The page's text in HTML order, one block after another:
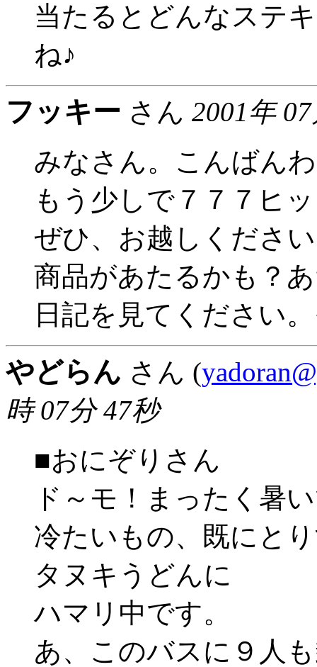
当たるとどんなステ
ね♪
フッキー さん 2001年
みなさん。こんばん
もう少しで７７７ヒ
ぜひ、お越しくださ
商品があたるかも？
日記を見てください
やどらん さん (
時 07分 47秒
■おにぞりさん
ド～モ！まったく暑
冷たいもの、既にと
タヌキうどんに
ハマリ中です。
あ、このバスに９人